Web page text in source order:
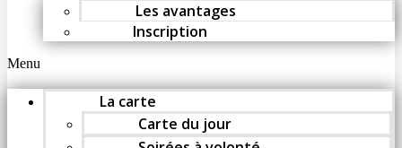
Les avantages
Inscription
Menu
La carte
Carte du jour